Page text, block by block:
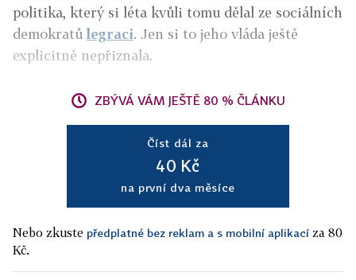
politika, který si léta kvůli tomu dělal ze sociálních
demokratů legraci. Jen si to jeho vláda ještě
explicitně nepřiznala.
ZBÝVÁ VÁM JEŠTĚ 80 % ČLÁNKU
Číst dál za
40 Kč
na první dva měsíce
Nebo zkuste předplatné bez reklam a s mobilní aplikací za 80
Kč.